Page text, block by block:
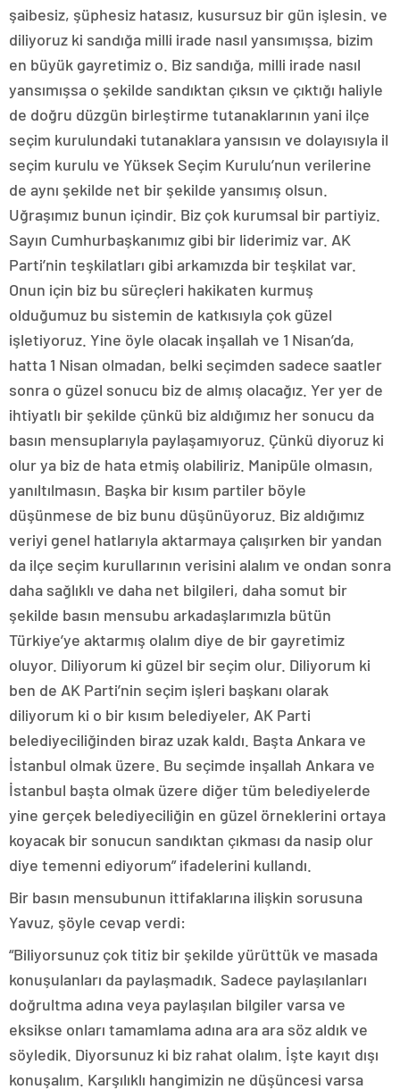
şaibesiz, şüphesiz hatasız, kusursuz bir gün işlesin. ve
diliyoruz ki sandığa milli irade nasıl yansımışsa, bizim
en büyük gayretimiz o. Biz sandığa, milli irade nasıl
yansımışsa o şekilde sandıktan çıksın ve çıktığı haliyle
de doğru düzgün birleştirme tutanaklarının yani ilçe
seçim kurulundaki tutanaklara yansısın ve dolayısıyla il
seçim kurulu ve Yüksek Seçim Kurulu’nun verilerine
de aynı şekilde net bir şekilde yansımış olsun.
Uğraşımız bunun içindir. Biz çok kurumsal bir partiyiz.
Sayın Cumhurbaşkanımız gibi bir liderimiz var. AK
Parti’nin teşkilatları gibi arkamızda bir teşkilat var.
Onun için biz bu süreçleri hakikaten kurmuş
olduğumuz bu sistemin de katkısıyla çok güzel
işletiyoruz. Yine öyle olacak inşallah ve 1 Nisan’da,
hatta 1 Nisan olmadan, belki seçimden sadece saatler
sonra o güzel sonucu biz de almış olacağız. Yer yer de
ihtiyatlı bir şekilde çünkü biz aldığımız her sonucu da
basın mensuplarıyla paylaşamıyoruz. Çünkü diyoruz ki
olur ya biz de hata etmiş olabiliriz. Manipüle olmasın,
yanıltılmasın. Başka bir kısım partiler böyle
düşünmese de biz bunu düşünüyoruz. Biz aldığımız
veriyi genel hatlarıyla aktarmaya çalışırken bir yandan
da ilçe seçim kurullarının verisini alalım ve ondan sonra
daha sağlıklı ve daha net bilgileri, daha somut bir
şekilde basın mensubu arkadaşlarımızla bütün
Türkiye’ye aktarmış olalım diye de bir gayretimiz
oluyor. Diliyorum ki güzel bir seçim olur. Diliyorum ki
ben de AK Parti’nin seçim işleri başkanı olarak
diliyorum ki o bir kısım belediyeler, AK Parti
belediyeciliğinden biraz uzak kaldı. Başta Ankara ve
İstanbul olmak üzere. Bu seçimde inşallah Ankara ve
İstanbul başta olmak üzere diğer tüm belediyelerde
yine gerçek belediyeciliğin en güzel örneklerini ortaya
koyacak bir sonucun sandıktan çıkması da nasip olur
diye temenni ediyorum” ifadelerini kullandı.
Bir basın mensubunun ittifaklarına ilişkin sorusuna
Yavuz, şöyle cevap verdi:
“Biliyorsunuz çok titiz bir şekilde yürüttük ve masada
konuşulanları da paylaşmadık. Sadece paylaşılanları
doğrultma adına veya paylaşılan bilgiler varsa ve
eksikse onları tamamlama adına ara ara söz aldık ve
söyledik. Diyorsunuz ki biz rahat olalım. İşte kayıt dışı
konuşalım. Karşılıklı hangimizin ne düşüncesi varsa